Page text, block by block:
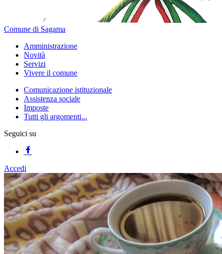
Comune di Sagama
Amministrazione
Novità
Servizi
Vivere il comune
Comunicazione istituzionale
Assistenza sociale
Imposte
Tutti gli argomenti...
Seguici su
Accedi